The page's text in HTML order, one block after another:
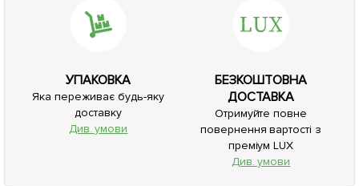
УПАКОВКА
Яка переживає будь-яку
доставку
Див. умови
БЕЗКОШТОВНА
ДОСТАВКА
Отримуйте повне
повернення вартості з
преміум LUX
Див. умови